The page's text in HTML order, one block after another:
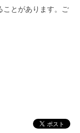
とがあります。ご